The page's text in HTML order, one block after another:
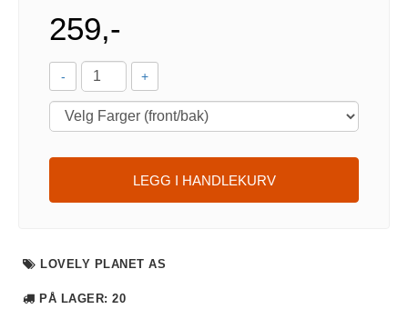
259,-
- +
LEGG I HANDLEKURV
LOVELY PLANET AS
PÅ LAGER: 20